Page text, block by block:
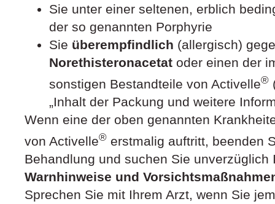
Sie unter einer seltenen, erblich
der so genannten Porphyrie
Sie überempfindlich (allergisch)
Norethisteronacetat oder einen der
sonstigen Bestandteile von Activelle®
„Inhalt der Packung und weitere
Wenn eine der oben genannten
von Activelle® erstmalig auftritt, beenden
Behandlung und suchen Sie unverzüglich
Warnhinweise und
Sprechen Sie mit Ihrem Arzt, wenn Sie